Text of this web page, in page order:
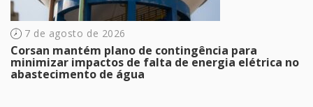
7 de agosto de 2026
Corsan mantém plano de contingência para
minimizar impactos de falta de energia elétrica no
abastecimento de água